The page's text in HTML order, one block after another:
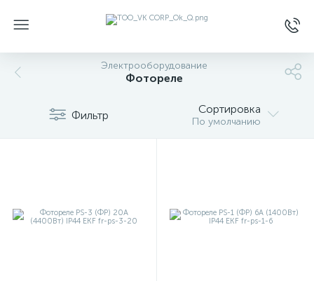
Электрооборудование
Фотореле
Фильтр Сортировка
По умолчанию